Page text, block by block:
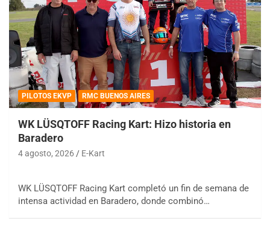
PILOTOS EKVP RMC BUENOS AIRES
WK LÜSQTOFF Racing Kart: Hizo historia en
Baradero
4 agosto, 2026 E-Kart
WK LÜSQTOFF Racing Kart completó un fin de semana de
intensa actividad en Baradero, donde combinó…